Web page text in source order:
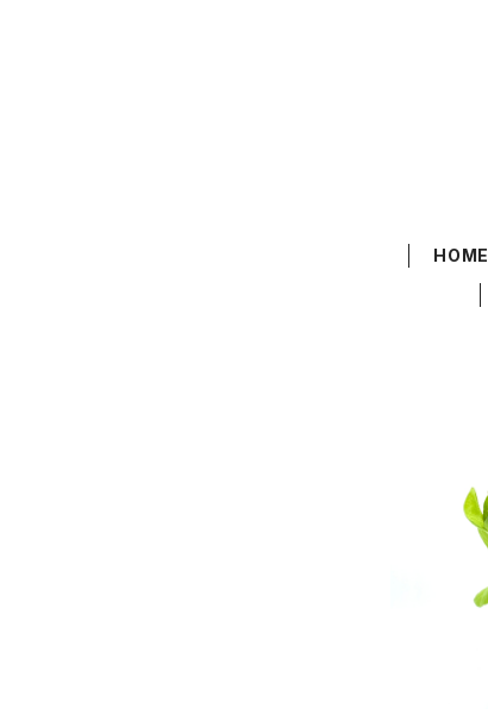
HOME